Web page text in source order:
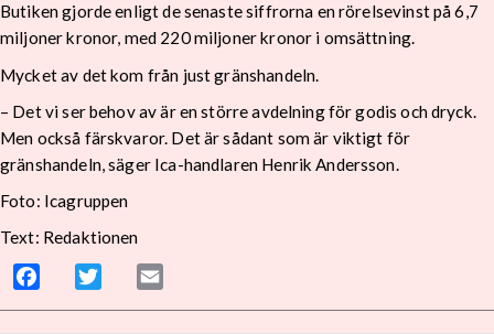
Butiken gjorde enligt de senaste siffrorna en rörelsevinst på 6,7
miljoner kronor, med 220 miljoner kronor i omsättning.
Mycket av det kom från just gränshandeln.
– Det vi ser behov av är en större avdelning för godis och dryck.
Men också färskvaror. Det är sådant som är viktigt för
gränshandeln, säger Ica-handlaren Henrik Andersson.
Foto: Icagruppen
Text: Redaktionen
Facebook Twitter